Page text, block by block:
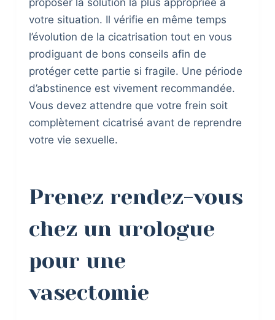
proposer la solution la plus appropriée à
votre situation. Il vérifie en même temps
l’évolution de la cicatrisation tout en vous
prodiguant de bons conseils afin de
protéger cette partie si fragile. Une période
d’abstinence est vivement recommandée.
Vous devez attendre que votre frein soit
complètement cicatrisé avant de reprendre
votre vie sexuelle.
Prenez rendez-vous
chez un urologue
pour une
vasectomie